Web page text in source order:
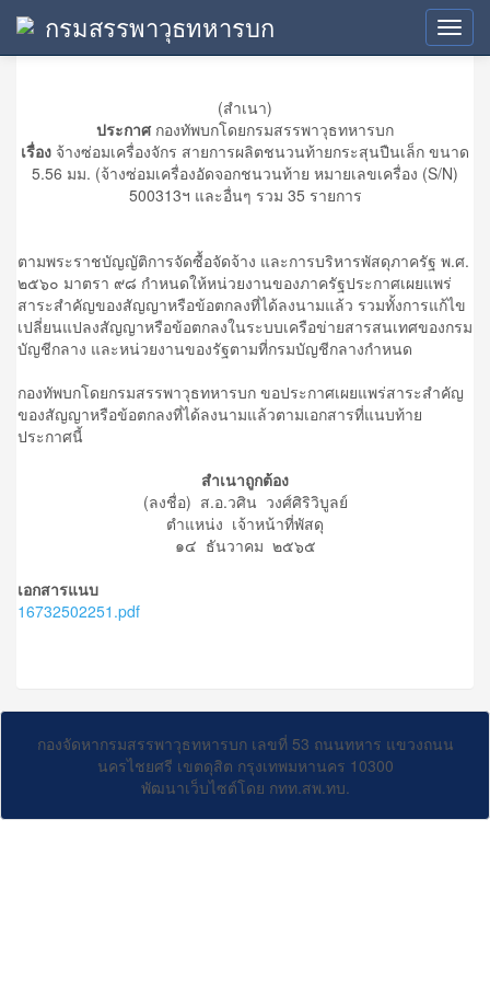
กรมสรรพาวุธทหารบก
ข้อมูลสาระสำคัญในสัญญา
(สำเนา)
ประกาศกองทัพบกโดยกรมสรรพาวุธทหารบก
เรื่อง จ้างซ่อมเครื่องจักร สายการผลิตชนวนท้ายกระสุนปืนเล็ก ขนาด
5.56 มม. (จ้างซ่อมเครื่องอัดจอกชนวนท้าย หมายเลขเครื่อง (S/N)
500313ฯ และอื่นๆ รวม 35 รายการ
ตามพระราชบัญญัติการจัดซื้อจัดจ้าง และการบริหารพัสดุภาครัฐ พ.ศ.
๒๕๖๐ มาตรา ๙๘ กำหนดให้หน่วยงานของภาครัฐประกาศเผยแพร่
สาระสำคัญของสัญญาหรือข้อตกลงที่ได้ลงนามแล้ว รวมทั้งการแก้ไข
เปลี่ยนแปลงสัญญาหรือข้อตกลงในระบบเครือข่ายสารสนเทศของกรม
บัญชีกลาง และหน่วยงานของรัฐตามที่กรมบัญชีกลางกำหนด
กองทัพบกโดยกรมสรรพาวุธทหารบก ขอประกาศเผยแพร่สาระสำคัญ
ของสัญญาหรือข้อตกลงที่ได้ลงนามแล้วตามเอกสารที่แนบท้าย
ประกาศนี้
สำเนาถูกต้อง
(ลงชื่อ) ส.อ.วศิน วงศ์ศิริวิบูลย์
ตำแหน่ง เจ้าหน้าที่พัสดุ
๑๔ ธันวาคม ๒๕๖๕
เอกสารแนบ
16732502251.pdf
กองจัดหากรมสรรพาวุธทหารบก เลขที่ 53 ถนนทหาร แขวงถนน
นครไชยศรี เขตดุสิต กรุงเทพมหานคร 10300
พัฒนาเว็บไซต์โดย กทท.สพ.ทบ.